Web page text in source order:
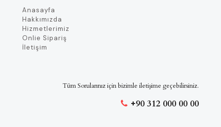
Anasayfa
Hakkımızda
Hizmetlerimiz
Onlie Sipariş
İletişim
Tüm Sorularınız için bizimle iletişime geçebilirsiniz.
+90 312 000 00 00